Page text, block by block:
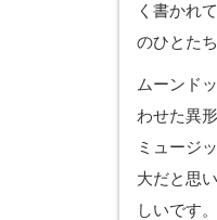
く書かれ
のひとた
ムーンド
わせた異
ミュージ
大だと思
しいです。